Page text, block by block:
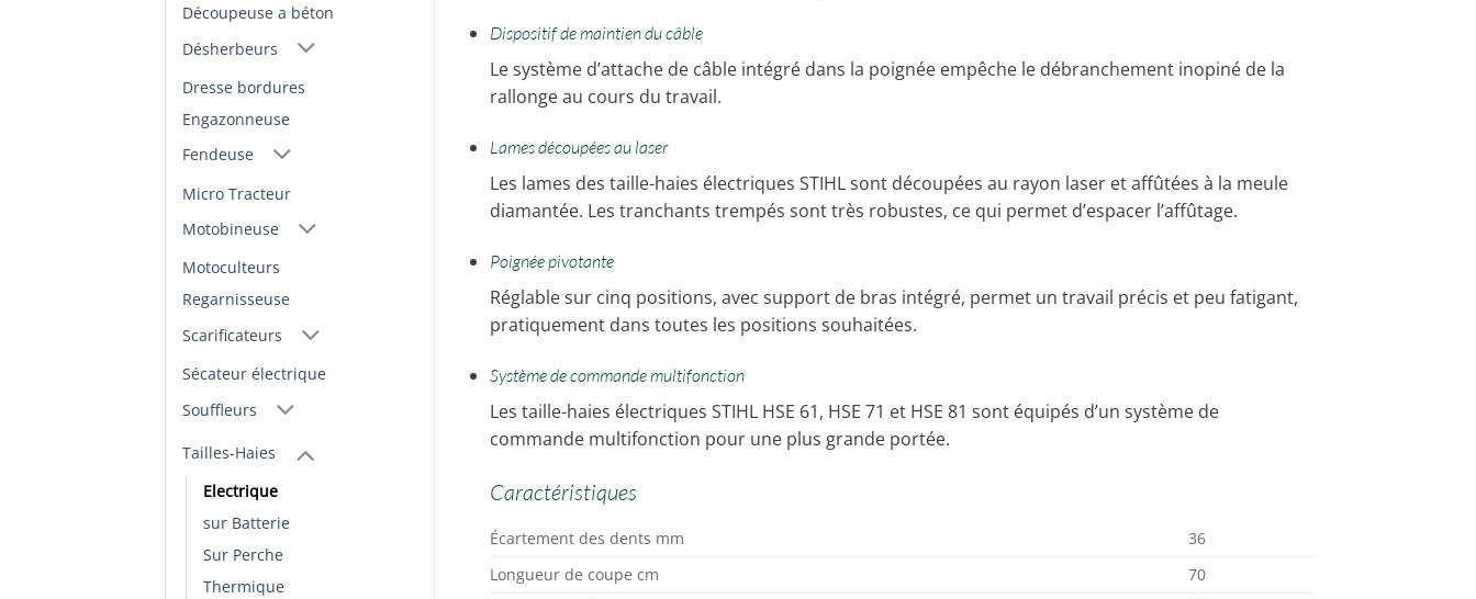
Découpeuse a béton
Désherbeurs
Dresse bordures
Engazonneuse
Fendeuse
Micro Tracteur
Motobineuse
Motoculteurs
Regarnisseuse
Scarificateurs
Sécateur électrique
Souffleurs
Tailles-Haies
Electrique
sur Batterie
Sur Perche
Thermique
Dispositif de maintien du câble
Le système d’attache de câble intégré dans la poignée empêche le débranchement inopiné de la
rallonge au cours du travail.
Lames découpées au laser
Les lames des taille-haies électriques STIHL sont découpées au rayon laser et affûtées à la meule
diamantée. Les tranchants trempés sont très robustes, ce qui permet d’espacer l’affûtage.
Poignée pivotante
Réglable sur cinq positions, avec support de bras intégré, permet un travail précis et peu fatigant,
pratiquement dans toutes les positions souhaitées.
Système de commande multifonction
Les taille-haies électriques STIHL HSE 61, HSE 71 et HSE 81 sont équipés d’un système de
commande multifonction pour une plus grande portée.
Caractéristiques
Écartement des dents mm
36
Longueur de coupe cm
70